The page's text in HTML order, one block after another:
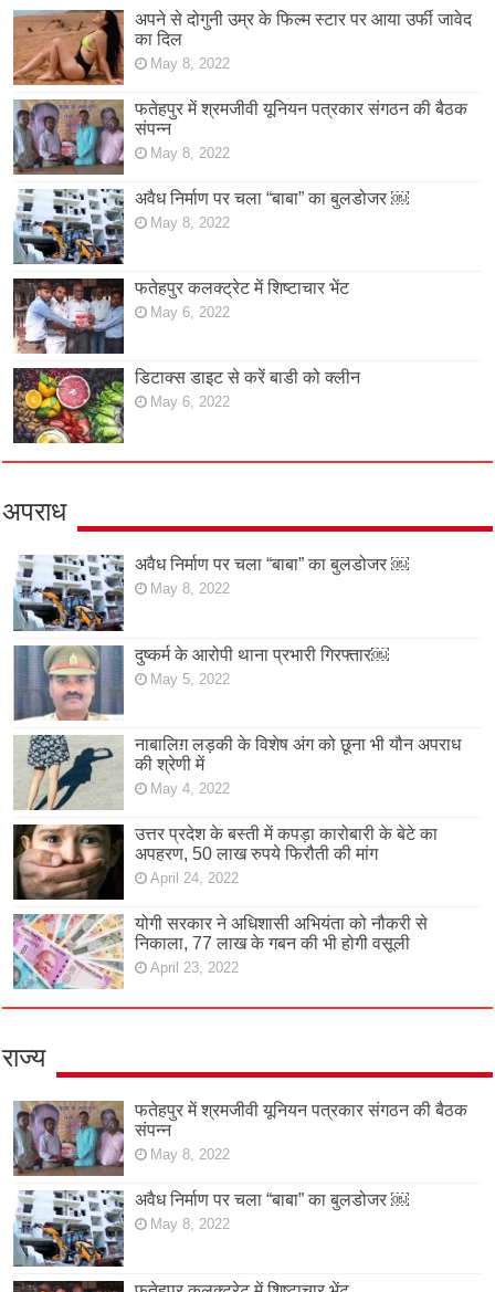
अपने से दोगुनी उम्र के फिल्म स्टार पर आया उर्फी जावेद
का दिल
May 8, 2022
फतेहपुर में श्रमजीवी यूनियन पत्रकार संगठन की बैठक
संपन्न
May 8, 2022
अवैध निर्माण पर चला “बाबा” का बुलडोजर ￼
May 8, 2022
फतेहपुर कलक्ट्रेट में शिष्टाचार भेंट
May 6, 2022
डिटाक्स डाइट से करें बाडी को क्लीन
May 6, 2022
अपराध
अवैध निर्माण पर चला “बाबा” का बुलडोजर ￼
May 8, 2022
दुष्कर्म के आरोपी थाना प्रभारी गिरफ्तार￼
May 5, 2022
नाबालिग़ लड़की के विशेष अंग को छूना भी यौन अपराध
की श्रेणी में
May 4, 2022
उत्तर प्रदेश के बस्ती में कपड़ा कारोबारी के बेटे का
अपहरण, 50 लाख रुपये फिरौती की मांग
April 24, 2022
योगी सरकार ने अधिशासी अभियंता को नौकरी से
निकाला, 77 लाख के गबन की भी होगी वसूली
April 23, 2022
राज्य
फतेहपुर में श्रमजीवी यूनियन पत्रकार संगठन की बैठक
संपन्न
May 8, 2022
अवैध निर्माण पर चला “बाबा” का बुलडोजर ￼
May 8, 2022